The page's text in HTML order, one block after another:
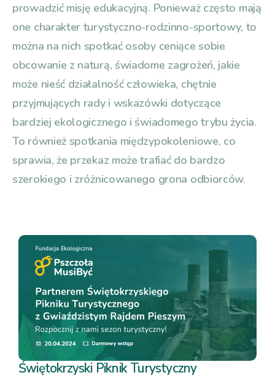
prowadzić misję edukacyjną. Ponieważ często mają
one charakter turystyczno-rodzinno-sportowy, to
można na nich spotkać osoby ceniące sobie
obcowanie z naturą, świadome zagrożeń, jakie
może nieść działalność człowieka, chętnie
przyjmujących rady i wskazówki dotyczące
bardziej ekologicznego i świadomego trybu życia.
To również spotkania międzypokoleniowe, co
sprawia, że przekaz może trafiać do bardzo
szerokiego i zróżnicowanego grona odbiorców.
Świętokrzyski Piknik Turystyczny